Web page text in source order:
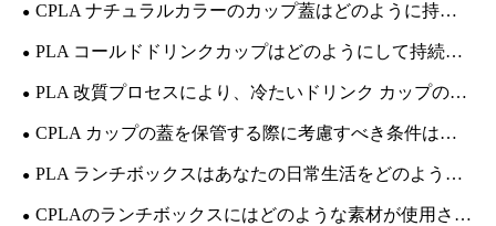
CPLA ナチュラルカラーのカップ蓋はどのように持続
可能な包装を変えることができますか?
PLA コールドドリンクカップはどのようにして持続可
能な飲料包装を改善できるのでしょうか?
PLA 改質プロセスにより、冷たいドリンク カップの耐
摩耗性と光透過率をどのように最適化できるでしょうか?
CPLA カップの蓋を保管する際に考慮すべき条件は何
ですか?
PLA ランチボックスはあなたの日常生活をどのように
改善しますか?
CPLAのランチボックスにはどのような素材が使用され